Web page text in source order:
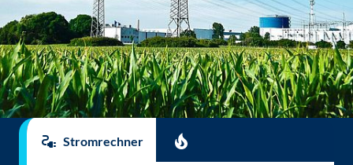
Stromrechner